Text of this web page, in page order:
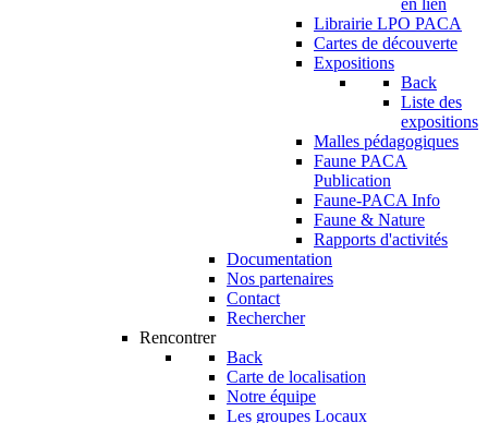
en lien
Librairie LPO PACA
Cartes de découverte
Expositions
Back
Liste des
expositions
Malles pédagogiques
Faune PACA
Publication
Faune-PACA Info
Faune & Nature
Rapports d'activités
Documentation
Nos partenaires
Contact
Rechercher
Rencontrer
Back
Carte de localisation
Notre équipe
Les groupes Locaux